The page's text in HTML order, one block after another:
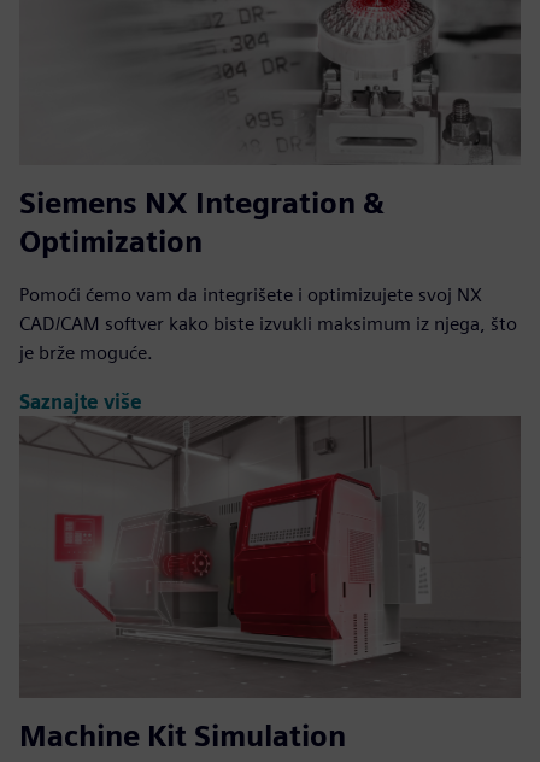
Siemens NX Integration &
Optimization
Pomoći ćemo vam da integrišete i optimizujete svoj NX
CAD/CAM softver kako biste izvukli maksimum iz njega, što
je brže moguće.
Saznajte više
Machine Kit Simulation